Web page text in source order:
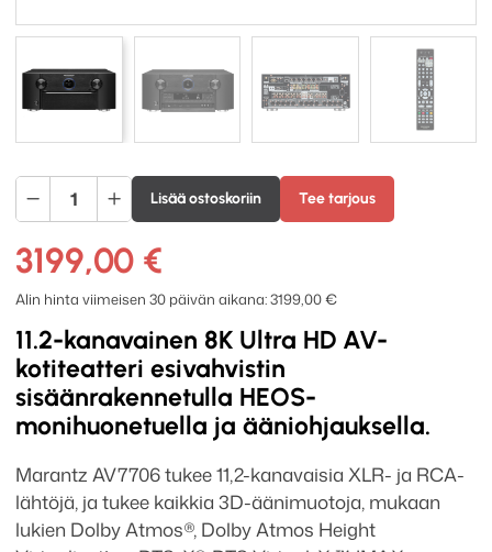
Marantz
AV7706
11.2
AV-
Esivahvistin
määrä
Lisää ostoskoriin Tee tarjous
3199,00 €
Alin hinta viimeisen 30 päivän aikana:3199,00€
11.2-kanavainen 8K Ultra HD AV-
kotiteatteri esivahvistin
sisäänrakennetulla HEOS-
monihuonetuella ja ääniohjauksella.
Marantz AV7706 tukee 11,2-kanavaisia XLR- ja RCA-
lähtöjä, ja tukee kaikkia 3D-äänimuotoja, mukaan
lukien Dolby Atmos®, Dolby Atmos Height